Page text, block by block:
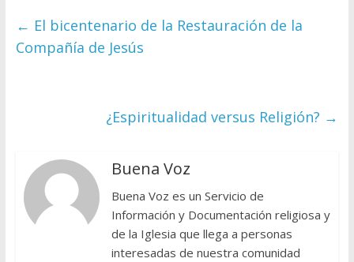
← El bicentenario de la Restauración de la
Compañía de Jesús
¿Espiritualidad versus Religión? →
Buena Voz
Buena Voz es un Servicio de
Información y Documentación religiosa y
de la Iglesia que llega a personas
interesadas de nuestra comunidad